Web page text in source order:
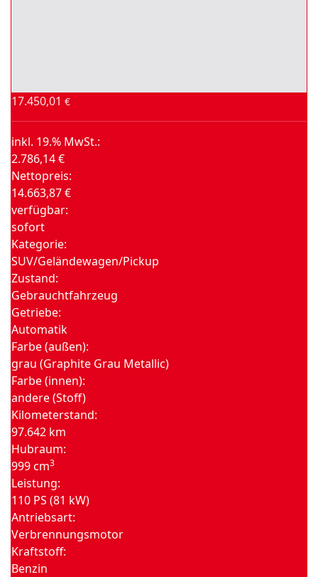
17.450,01 €
inkl. 19.% MwSt.:
2.786,14 €
Nettopreis:
14.663,87 €
verfügbar:
sofort
Kategorie:
SUV/Geländewagen/Pickup
Zustand:
Gebrauchtfahrzeug
Getriebe:
Automatik
Farbe (außen):
grau (Graphite Grau Metallic)
Farbe (innen):
andere (Stoff)
Kilometerstand:
97.642 km
Hubraum:
999 cm3
Leistung:
110 PS (81 kW)
Antriebsart:
Verbrennungsmotor
Kraftstoff:
Benzin